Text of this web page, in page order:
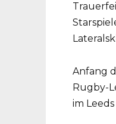
Anfang
Rugby-
im